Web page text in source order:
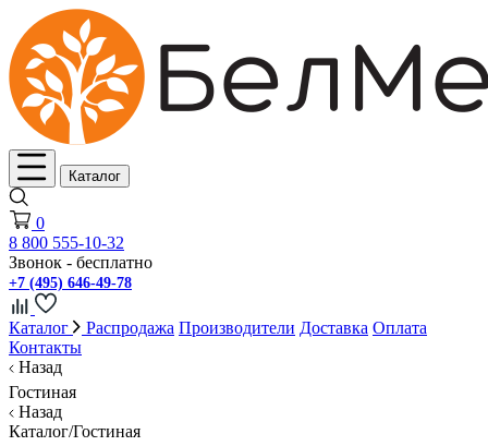
Каталог
0
8 800 555-10-32
Звонок - бесплатно
+7 (495) 646-49-78
Каталог Распродажа Производители Доставка Оплата
Контакты
Назад
Гостиная
Назад
Каталог/Гостиная